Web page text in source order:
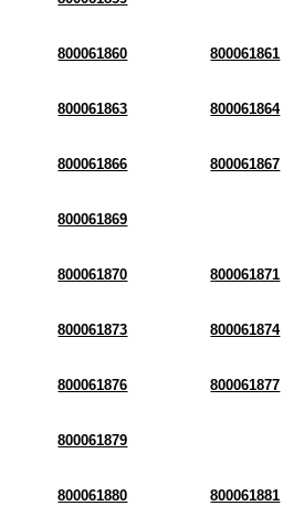
800061860 800061861
800061863 800061864
800061866 800061867
800061869
800061870 800061871
800061873 800061874
800061876 800061877
800061879
800061880 800061881